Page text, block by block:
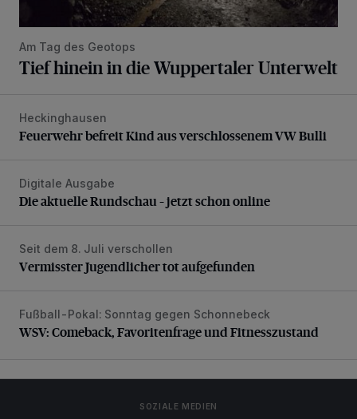
Am Tag des Geotops
Tief hinein in die Wuppertaler Unterwelt
Feuerwehr befreit Kind aus verschlossenem VW Bulli
Heckinghausen
Feuerwehr befreit Kind aus verschlossenem VW Bulli
Die aktuelle Rundschau – jetzt schon online
Digitale Ausgabe
Die aktuelle Rundschau – jetzt schon online
Vermisster Jugendlicher tot aufgefunden
Seit dem 8. Juli verschollen
Vermisster Jugendlicher tot aufgefunden
WSV: Comeback, Favoritenfrage und Fitnesszustand
Fußball-Pokal: Sonntag gegen Schonnebeck
WSV: Comeback, Favoritenfrage und Fitnesszustand
SOZIALE MEDIEN